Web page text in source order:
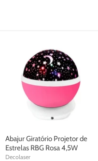
Abajur Giratório Projetor de
Estrelas RBG Rosa 4,5W
Decolaser